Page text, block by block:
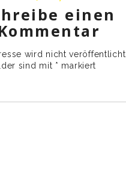
einen
wird nicht veröffentlicht.
sind mit * markiert